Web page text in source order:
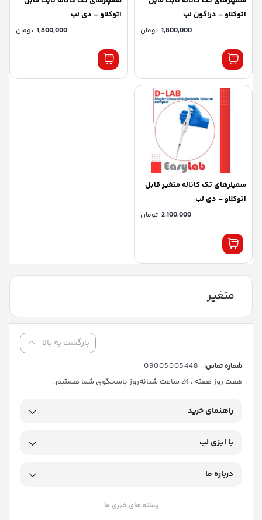
اتوکلاو – دراگون لب
1,800,000 تومان
اتوکلاو – دی لب
1,800,000 تومان
سمپلرهای تک کاناله متغیر قابل
اتوکلاو – دی لب
2,100,000 تومان
متغیر
بازگشت به بالا
شماره تماس:
09005005448
هفت روز هفته ، 24 ساعت شبانه‌روز پاسخگوی شما هستیم.
راهنمای خرید
با ایزی لب
درباره ما
رسانه های خبری ما